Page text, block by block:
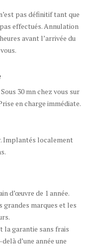
pas définitif tant que
effectués. Annulation
avant l’arrivée du
30 mn chez vous sur
en charge immédiate.
Implantés localement
d’œuvre de 1 année.
grandes marques et les
la garantie sans frais
d’une année une